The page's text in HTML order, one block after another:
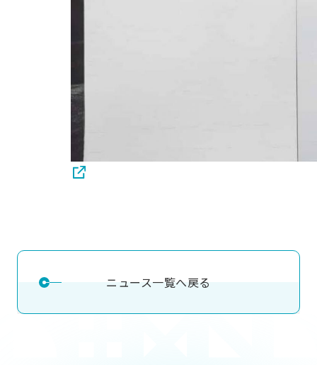
ニュース一覧へ戻る